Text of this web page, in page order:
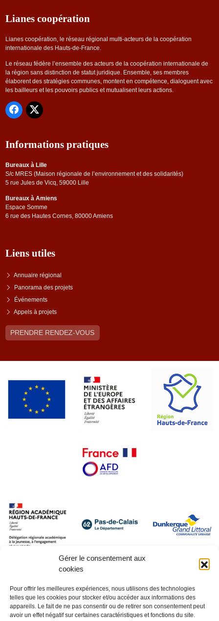
Gérer le consentement aux
cookies
Pour offrir les meilleures expériences, nous utilisons des technologies
telles que les cookies pour stocker et/ou accéder aux informations des
appareils. Le fait de ne pas consentir ou de retirer son consentement peut
avoir un effet négatif sur certaines caractéristiques et fonctions du site.
Lianes coopération
Lianes coopération, le réseau régional multi-acteurs de la coopération
internationale des Hauts-de-France.
Le réseau fédère l’ensemble des acteurs de la coopération internationale de
la région sans distinction de statut juridique. Ensemble, ses membres
élaborent des stratégies communes, montent en compétence, dialoguent avec
les bailleurs et les pouvoirs publics et mutualisent leurs actions.
Informations pratiques
Bureaux à Lille
S/c MRES (Maison régionale de l’environnement et des solidarités)
5 rue Jules de Vicq, 59000 Lille
Bureaux à Amiens
Espace Somme
6 rue des Hautes Cornes, 80000 Amiens
Liens utiles
Annuaire régional
Panorama des projets
Événements
Appels à projets
PRENDRE RENDEZ-VOUS